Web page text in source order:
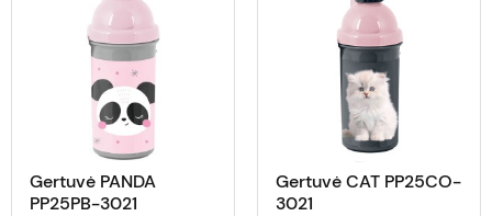
Gertuvė PANDA
PP25PB-3021
Gertuvė CAT PP25CO-
3021